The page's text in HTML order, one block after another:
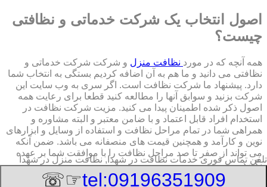
اصول انتخاب یک شرکت خدماتی و نظافتی
چیست؟
همه آنچه که در مورد نظافت منزل و شرکت شرکت خدماتی و
نظافتی می دانید و ما هم به آن اضافه کردیم بستگی به انتخاب شما
دارد. پیشنهاد ما شرکت نظافت است. اگر سری به وب سایت این
شرکت بزنید و سوابق آنها را مطالعه کنید قطعا برای رعایت همه
اصول ذکر شده اطمینان پیدا می کنید. مزیت شرکت نظافت در
استخدام افراد قابل اعتماد و با ضامن معتبر و البته مشاوره و
همراهی شما در تمام مراحل نظافت و استفاده از وسایل و ابزارهای
نوین و کارآمد و همچنین قیمت های منصفانه می باشد. ضمن آنکه
می تواند از صفر تا صد مراحل نظافت را با موافقت شما بر عهده
بگیرد.
8/6/2026 11:48:12 PM
تلفن تماس فوریخدمات نظافت در شهدا, نظافت منزل در شهدا
tel:09196351909
☞☏